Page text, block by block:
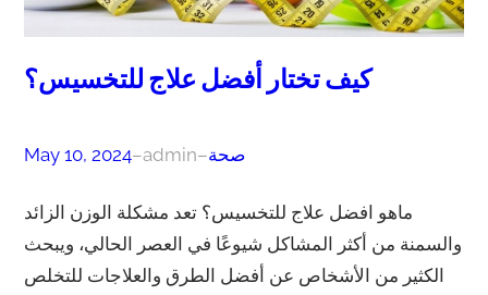
كيف تختار أفضل علاج للتخسيس؟
May 10, 2024–admin–صحة
ماهو افضل علاج للتخسيس؟ تعد مشكلة الوزن الزائد
والسمنة من أكثر المشاكل شيوعًا في العصر الحالي، ويبحث
الكثير من الأشخاص عن أفضل الطرق والعلاجات للتخلص